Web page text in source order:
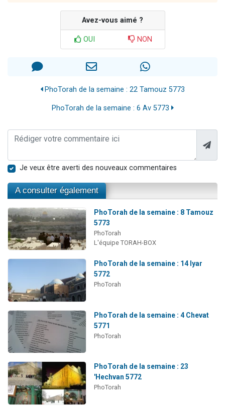
Avez-vous aimé ?
OUI NON
PhoTorah de la semaine : 22 Tamouz 5773
PhoTorah de la semaine : 6 Av 5773
Je veux être averti des nouveaux commentaires
A consulter également
PhoTorah de la semaine : 8 Tamouz
5773
PhoTorah
L'équipe TORAH-BOX
PhoTorah de la semaine : 14 Iyar
5772
PhoTorah
PhoTorah de la semaine : 4 Chevat
5771
PhoTorah
PhoTorah de la semaine : 23
'Hechvan 5772
PhoTorah